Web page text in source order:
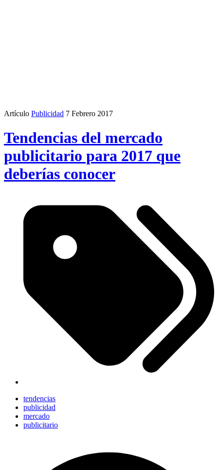
Artículo Publicidad 7 Febrero 2017
Tendencias del mercado
publicitario para 2017 que
deberías conocer
tendencias
publicidad
mercado
publicitario